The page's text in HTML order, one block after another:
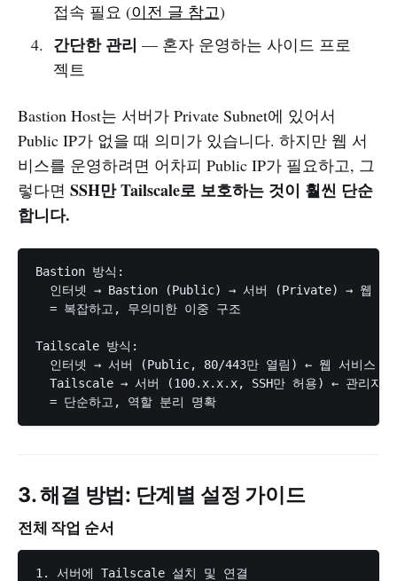
접속 필요 (이전 글 참고)
간단한 관리 — 혼자 운영하는 사이드 프로
젝트
Bastion Host는 서버가 Private Subnet에 있어서
Public IP가 없을 때 의미가 있습니다. 하지만 웹 서
비스를 운영하려면 어차피 Public IP가 필요하고, 그
렇다면 SSH만 Tailscale로 보호하는 것이 훨씬 단순
합니다.
Bastion 방식:
인터넷 → Bastion (Public) → 서버 (Private) → 웹 서
  = 복잡하고, 무의미한 이중 구조
Tailscale 방식:
  인터넷 → 서버 (Public, 80/443만 열림) ← 웹 서비스
Tailscale → 서버 (100.x.x.x, SSH만 허용) ← 관리자
3. 해결 방법: 단계별 설정 가이드
전체 작업 순서
1. 서버에 Tailscale 설치 및 연결